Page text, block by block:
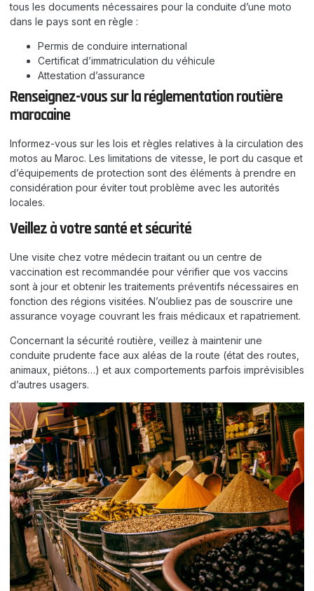
tous les documents nécessaires pour la conduite d’une moto
dans le pays sont en règle :
Permis de conduire international
Certificat d’immatriculation du véhicule
Attestation d’assurance
Renseignez-vous sur la réglementation routière
marocaine
Informez-vous sur les lois et règles relatives à la circulation des
motos au Maroc. Les limitations de vitesse, le port du casque et
d’équipements de protection sont des éléments à prendre en
considération pour éviter tout problème avec les autorités
locales.
Veillez à votre santé et sécurité
Une visite chez votre médecin traitant ou un centre de
vaccination est recommandée pour vérifier que vos vaccins
sont à jour et obtenir les traitements préventifs nécessaires en
fonction des régions visitées. N’oubliez pas de souscrire une
assurance voyage couvrant les frais médicaux et rapatriement.
Concernant la sécurité routière, veillez à maintenir une
conduite prudente face aux aléas de la route (état des routes,
animaux, piétons…) et aux comportements parfois imprévisibles
d’autres usagers.